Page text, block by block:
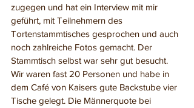
zugegen und hat ein Interview mit mir
geführt, mit Teilnehmern des
Tortenstammtisches gesprochen und auch
noch zahlreiche Fotos gemacht. Der
Stammtisch selbst war sehr gut besucht.
Wir waren fast 20 Personen und habe in
dem Café von Kaisers gute Backstube vier
Tische gelegt. Die Männerquote bei